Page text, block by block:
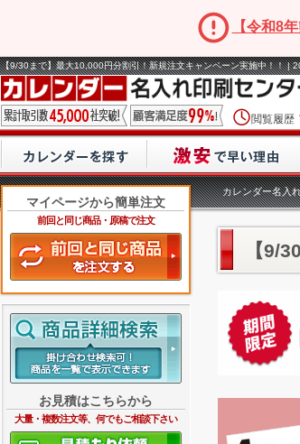
【令和8
【9/30まで】最大10,000円分割引！新規注文キャンペーン実施中！！ |
閲覧履歴
マイページから簡単注文
前回と同じ商品・原稿で注文
お見積はこちらから
大量・複数注文等、何でもご相談下さい
カレンダー名入
【9/